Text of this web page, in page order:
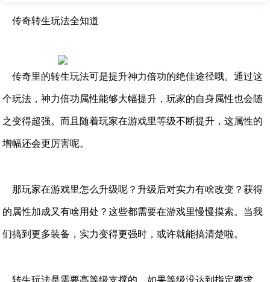
传奇转生玩法全知道
传奇里的转生玩法可是提升神力倍功的绝佳途径哦。通过这
个玩法，神力倍功属性能够大幅提升，玩家的自身属性也会随
之变得超强。而且随着玩家在游戏里等级不断提升，这属性的
增幅还会更厉害呢。
那玩家在游戏里怎么升级呢？升级后对实力有啥改变？获得
的属性加成又有啥用处？这些都需要在游戏里慢慢摸索。当我
们搞到更多装备，实力变得更强时，或许就能搞清楚啦。
转生玩法是需要高等级支撑的，如果等级没达到指定要求，